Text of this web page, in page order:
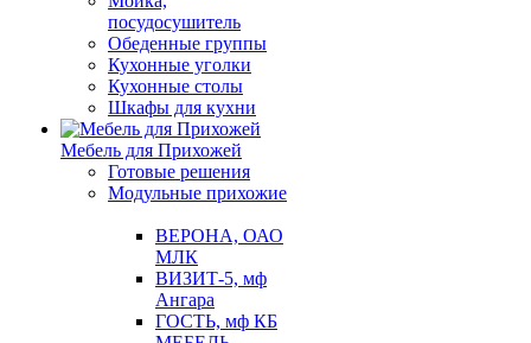
посудосушитель
Обеденные группы
Кухонные уголки
Кухонные столы
Шкафы для кухни
Мебель для Прихожей
Готовые решения
Модульные прихожие
ВЕРОНА, ОАО
МЛК
ВИЗИТ-5, мф
Ангара
ГОСТЬ, мф КБ